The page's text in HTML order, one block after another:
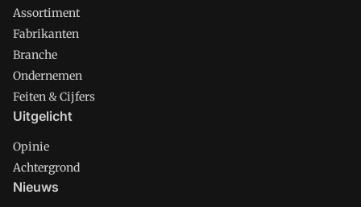
Assortiment
Fabrikanten
Branche
Ondernemen
Feiten & Cijfers
Uitgelicht
Opinie
Achtergrond
Nieuws